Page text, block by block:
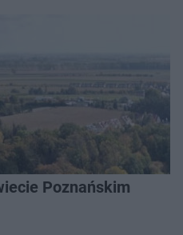
Poznańskim